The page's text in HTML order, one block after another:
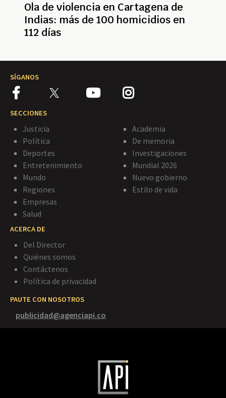
Ola de violencia en Cartagena de
Indias: más de 100 homicidios en
112 días
SÍGANOS
SECCIONES
Justicia
Política
Deportes
Entretenimiento
Mundo
Regiones
Empresas
Salud
Academia
De memoria
Investigaciones
Mundial 2026
Nuevo gobierno
Estilo de vida
ACERCA DE
Del Director
Quiénes somos
Contáctenos
Política de privacidad
PAUTE CON NOSOTROS
publicidad@agenciapi.co